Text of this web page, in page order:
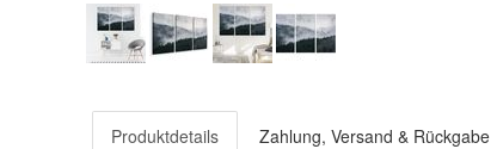
Produktdetails Zahlung, Versand & Rückgabe